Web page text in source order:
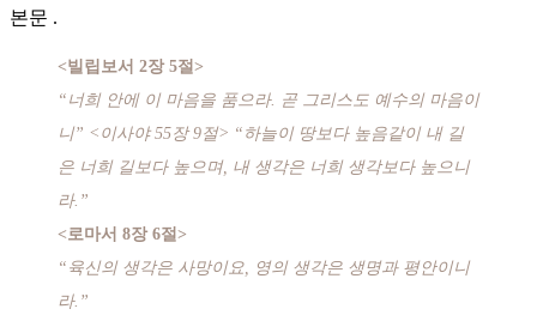
본문 .
<빌립보서 2장 5절>
“너희 안에 이 마음을 품으라. 곧 그리스도 예수의 마음이
니” <이사야 55장 9절> “하늘이 땅보다 높음같이 내 길
은 너희 길보다 높으며, 내 생각은 너희 생각보다 높으니
라.”
<로마서 8장 6절>
“육신의 생각은 사망이요, 영의 생각은 생명과 평안이니
라.”